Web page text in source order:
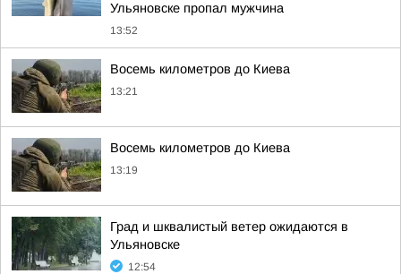
Ульяновске пропал мужчина
13:52
Восемь километров до Киева
13:21
Восемь километров до Киева
13:19
Град и шквалистый ветер ожидаются в
Ульяновске
12:54